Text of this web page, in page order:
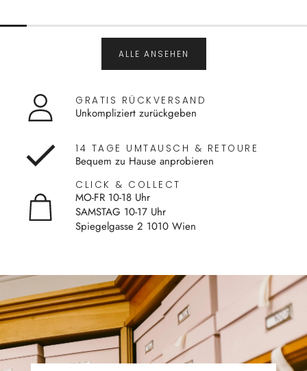
ALLE ANSEHEN
GRATIS RÜCKVERSAND
Unkompliziert zurückgeben
14 TAGE UMTAUSCH & RETOURE
Bequem zu Hause anprobieren
CLICK & COLLECT
MO-FR 10-18 Uhr
SAMSTAG 10-17 Uhr
Spiegelgasse 2 1010 Wien